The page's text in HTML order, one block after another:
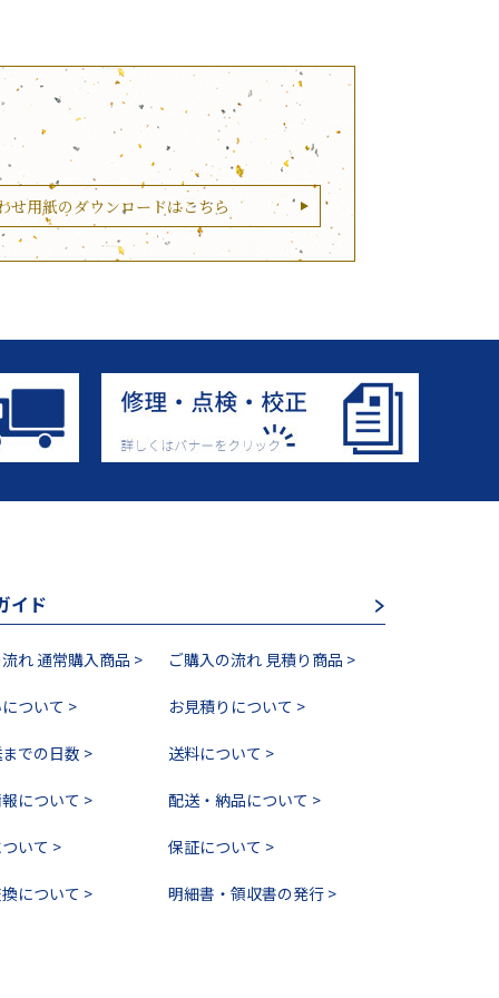
せ用紙のダウンロードはこちら
イド
れ 通常購入商品 > ご購入の流れ 見積り商品 >
ついて > お見積りについて >
での日数 > 送料について >
について > 配送・納品について >
いて > 保証について >
について > 明細書・領収書の発行 >